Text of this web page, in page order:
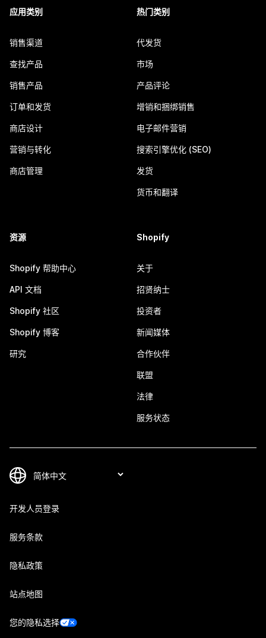
应用类别
销售渠道
查找产品
销售产品
订单和发货
商店设计
营销与转化
商店管理
热门类别
代发货
市场
产品评论
增销和捆绑销售
电子邮件营销
搜索引擎优化 (SEO)
发货
货币和翻译
资源
Shopify 帮助中心
API 文档
Shopify 社区
Shopify 博客
研究
Shopify
关于
招贤纳士
投资者
新闻媒体
合作伙伴
联盟
法律
服务状态
开发人员登录
服务条款
隐私政策
站点地图
您的隐私选择